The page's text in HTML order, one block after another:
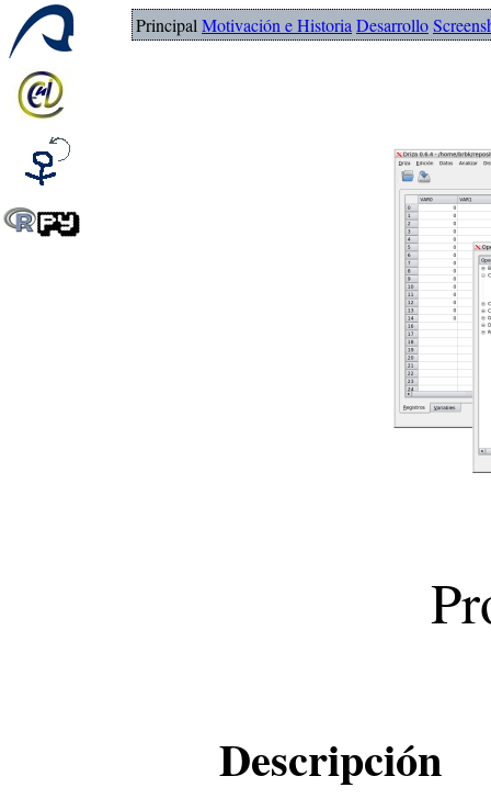
Principal Motivación e Historia Desarrollo
Descripción